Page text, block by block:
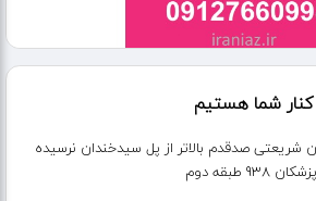
کنار شما هستیم
شریعتی صدقدم بالاتر از پل سیدخندان نرسیده
دوم